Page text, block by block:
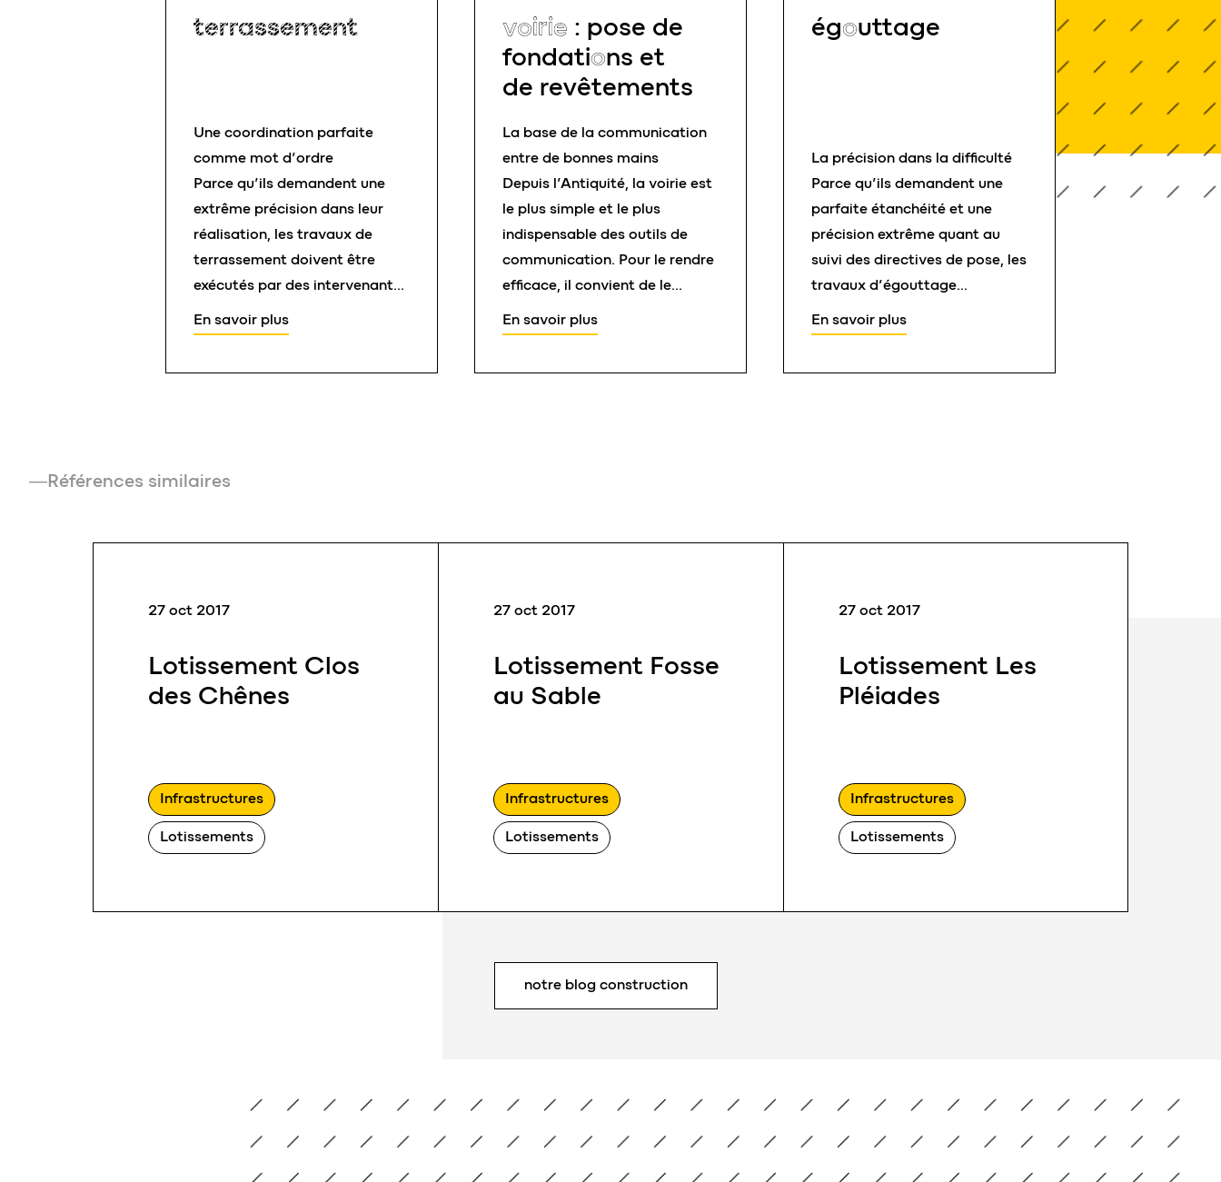
terrassement
Une coordination parfaite
comme mot d’ordre
Parce qu’ils demandent une
extrême précision dans leur
réalisation, les travaux de
terrassement doivent être
exécutés par des intervenants
maîtrisant parfaitement leur
métier et ses techniques. La
En savoir plus
voirie : pose de
fondations et
de revêtements
La base de la communication
entre de bonnes mains
Depuis l’Antiquité, la voirie est
le plus simple et le plus
indispensable des outils de
communication. Pour le rendre
efficace, il convient de le
penser judicieusement en
amont et bien entendu, de le
En savoir plus
égouttage
La précision dans la difficulté
Parce qu’ils demandent une
parfaite étanchéité et une
précision extrême quant au
suivi des directives de pose, les
travaux d’égouttage
nécessitent un savoir-faire
spécifique.
En savoir plus
Références similaires
27 oct 2017
Lotissement Clos
des Chênes
Infrastructures
Lotissements
27 oct 2017
Lotissement Fosse
au Sable
Infrastructures
Lotissements
27 oct 2017
Lotissement Les
Pléiades
Infrastructures
Lotissements
notre blog construction